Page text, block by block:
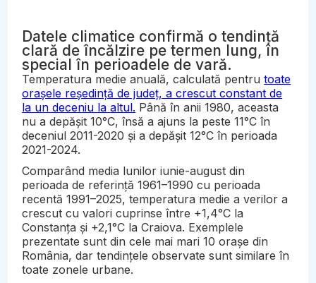
Datele climatice confirmă o tendință
clară de încălzire pe termen lung, în
special în perioadele de vară.
Temperatura medie anuală, calculată pentrutoate
orașele reședință de județ, a crescut constant de
la un deceniu la altul. Până în anii 1980, aceasta
nu a depășit 10°C, însă a ajuns la peste 11°C în
deceniul 2011-2020 și a depășit 12°C în perioada
2021-2024.
Comparând media lunilor iunie-august din
perioada de referință 1961–1990 cu perioada
recentă 1991–2025, temperatura medie a verilor a
crescut cu valori cuprinse între +1,4°C la
Constanța și +2,1°C la Craiova. Exemplele
prezentate sunt din cele mai mari 10 orașe din
România, dar tendințele observate sunt similare în
toate zonele urbane.